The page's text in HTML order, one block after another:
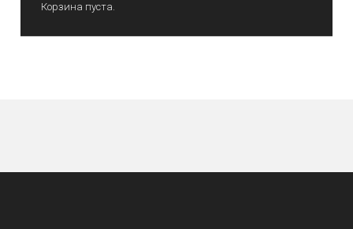
Корзина пуста.